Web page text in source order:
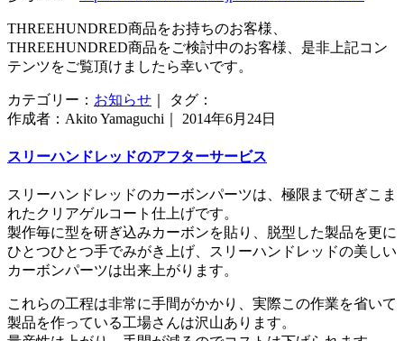
THREEHUNDRED商品をお持ちのお客様、
THREEHUNDRED商品をご検討中のお客様、是非上記コン
テンツをご覧頂けましたら幸いです。
カテゴリー： お知らせ ｜ タグ：
作成者：Akito Yamaguchi｜ 2014年6月24日
スリーハンドレッドのアフターサービス
スリーハンドレッドのカーボンパーツは、極限まで研ぎこま
れたクリアゲルコート仕上げです。
製作毎に型を研ぎ込みカーボンを貼り、脱型した製品を更に
ひとつひとつ手でみがき上げ、スリーハンドレッドの美しい
カーボンパーツは出来上がります。
これらの工程は非常に手間がかかり、実際この作業を省いて
製品を作っている工場さんは沢山あります。